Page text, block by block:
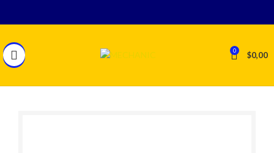
0 $0,00